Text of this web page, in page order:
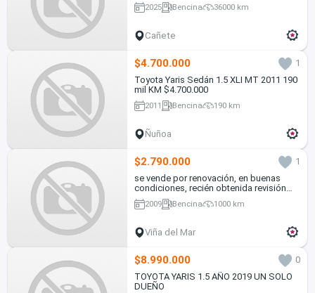
2025 Bencina 36000 km
Cañete
$4.700.000
1
Toyota Yaris Sedán 1.5 XLI MT 2011 190
mil KM $4.700.000
2011 Bencina 190 km
Ñuñoa
$2.790.000
1
se vende por renovación, en buenas
condiciones, recién obtenida revisión
técnica
2009 Bencina 1000 km
Viña del Mar
$8.990.000
0
TOYOTA YARIS 1.5 AÑO 2019 UN SOLO
DUEÑO